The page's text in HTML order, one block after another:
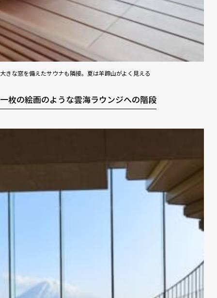
大きな窓を備えたサウナも隣接。夏は羊蹄山がよく見える
一枚の絵画のような雲海ラウンジへの階段